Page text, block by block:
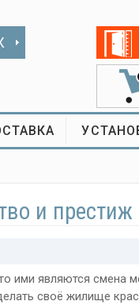
и престиж
ими являются смена
своё жилище